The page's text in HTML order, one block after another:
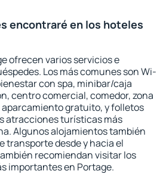
encontraré en los hoteles
ofrecen varios servicios e
Los más comunes son Wi-
con spa, minibar/caja
centro comercial, comedor, zona
aparcamiento gratuito, y folletos
atracciones turísticas más
Algunos alojamientos también
transporte desde y hacia el
recomiendan visitar los
importantes en Portage.